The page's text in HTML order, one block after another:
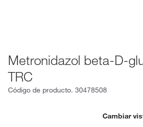
Metronidazol beta-D-
TRC
Código de producto. 30478508
Cambiar